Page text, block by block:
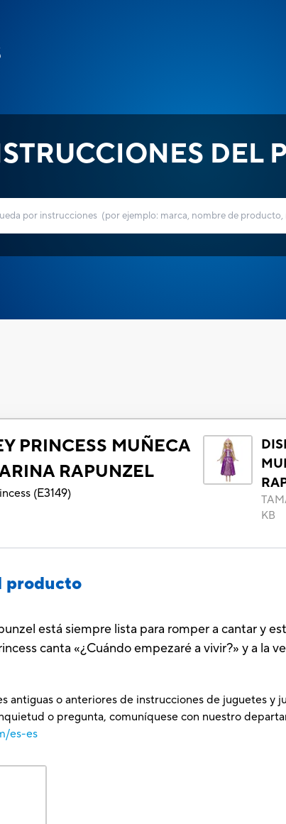
DEL
PRINCESS MUÑECA
RAPUNZEL
(E3149)
KB
producto
está siempre lista para romper a cantar y
canta «¿Cuándo empezaré a vivir?» y a la
antiguas o anteriores de instrucciones de juguetes y
o pregunta, comuníquese con nuestro
es-es